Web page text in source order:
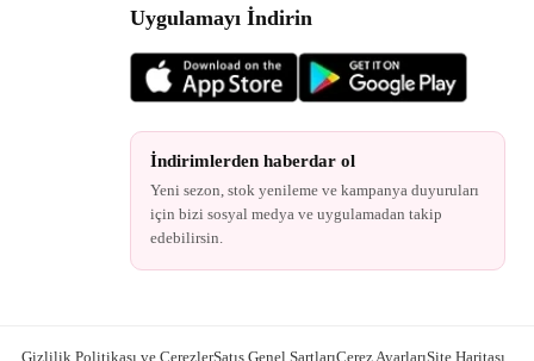
Uygulamayı İndirin
İndirimlerden haberdar ol
Yeni sezon, stok yenileme ve kampanya duyuruları
için bizi sosyal medya ve uygulamadan takip
edebilirsin.
Gizlilik Politikası ve ÇerezlerSatış Genel ŞartlarıÇerez AyarlarıSite Haritası